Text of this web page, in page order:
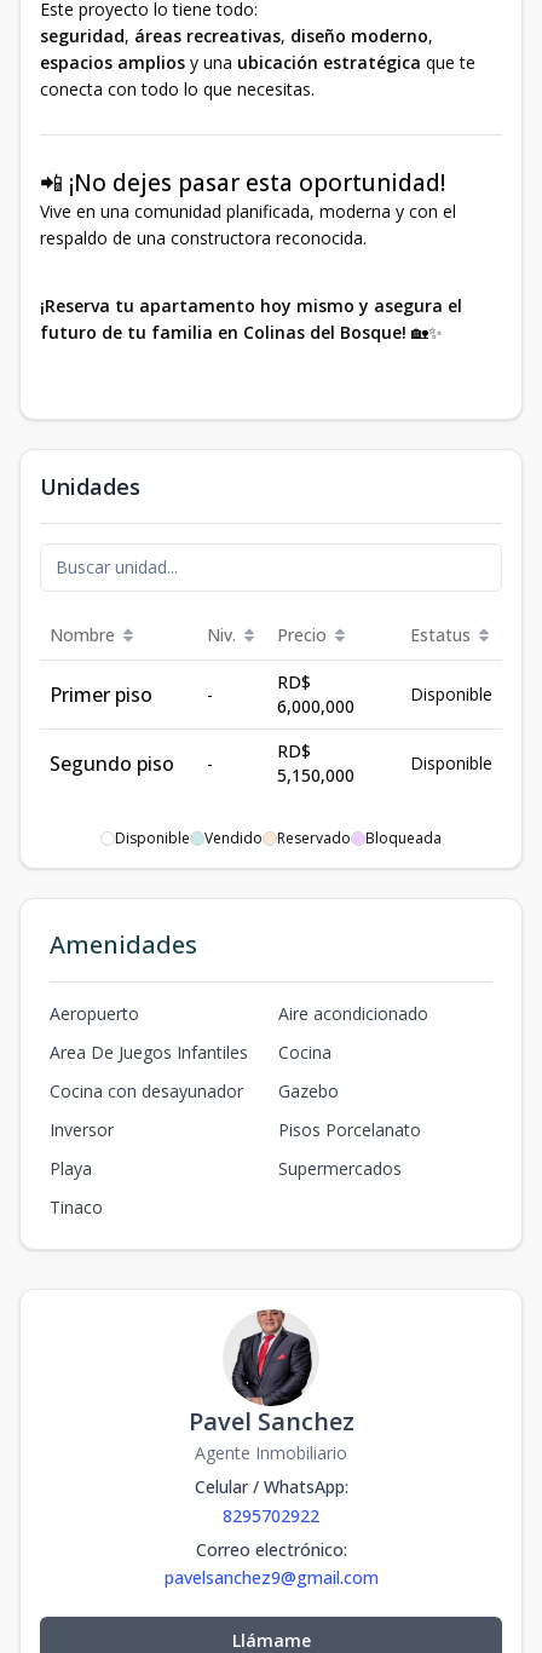
Este proyecto lo tiene todo:
seguridad, áreas recreativas, diseño moderno,
espacios amplios y una ubicación estratégica que te
conecta con todo lo que necesitas.
📲 ¡No dejes pasar esta oportunidad!
Vive en una comunidad planificada, moderna y con el
respaldo de una constructora reconocida.
¡Reserva tu apartamento hoy mismo y asegura el
futuro de tu familia en Colinas del Bosque! 🏡✨
Unidades
Nombre Niv. Precio Estatus
Primer piso -
RD$
6,000,000
Disponible
Segundo piso -
RD$
5,150,000
Disponible
Disponible Vendido Reservado Bloqueada
Amenidades
Aeropuerto
Aire acondicionado
Area De Juegos Infantiles
Cocina
Cocina con desayunador
Gazebo
Inversor
Pisos Porcelanato
Playa
Supermercados
Tinaco
Pavel Sanchez
Agente Inmobiliario
Celular / WhatsApp:
8295702922
Correo electrónico:
pavelsanchez9@gmail.com
Llámame